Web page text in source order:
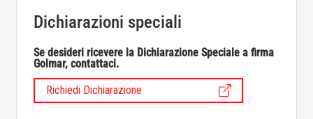
Dichiarazioni speciali
Se desideri ricevere la Dichiarazione Speciale a firma
Golmar, contattaci.
Richiedi Dichiarazione